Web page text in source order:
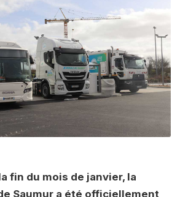
fin du mois de janvier, la
Saumur a été officiellement